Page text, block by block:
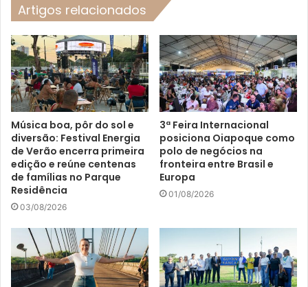
Artigos relacionados
Música boa, pôr do sol e
diversão: Festival Energia
de Verão encerra primeira
edição e reúne centenas
de famílias no Parque
Residência
03/08/2026
3ª Feira Internacional
posiciona Oiapoque como
polo de negócios na
fronteira entre Brasil e
Europa
01/08/2026